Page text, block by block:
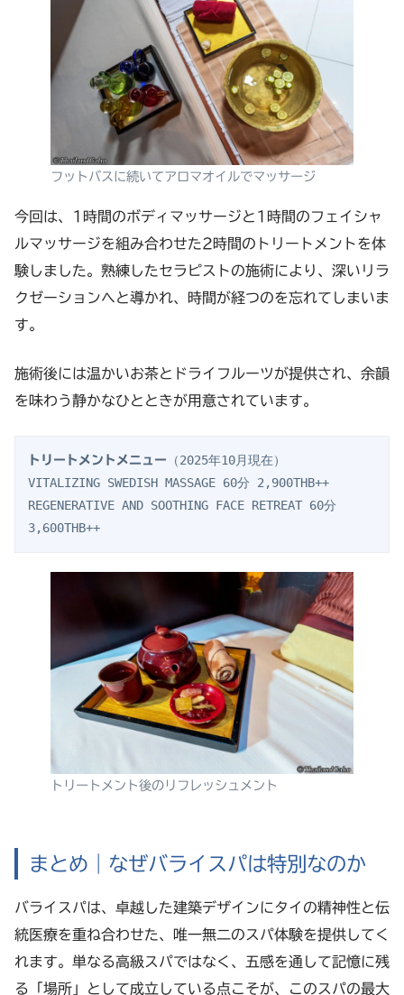
フットバスに続いてアロマオイルでマッサージ
今回は、1時間のボディマッサージと1時間のフェイシャ
ルマッサージを組み合わせた2時間のトリートメントを体
験しました。熟練したセラピストの施術により、深いリラ
クゼーションへと導かれ、時間が経つのを忘れてしまいま
す。
施術後には温かいお茶とドライフルーツが提供され、余韻
を味わう静かなひとときが用意されています。
トリートメントメニュー
（2025年10月現在）
VITALIZING SWEDISH MASSAGE 60分 2,900THB++
REGENERATIVE AND SOOTHING FACE RETREAT 60分
3,600THB++
トリートメント後のリフレッシュメント
まとめ｜なぜバライスパは特別なのか
バライスパは、卓越した建築デザインにタイの精神性と伝
統医療を重ね合わせた、唯一無二のスパ体験を提供してく
れます。単なる高級スパではなく、五感を通して記憶に残
る「場所」として成立している点こそが、このスパの最大